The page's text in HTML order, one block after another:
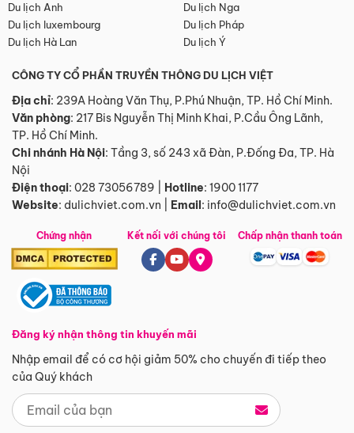
Du lịch Anh
Du lịch Nga
Du lịch luxembourg
Du lịch Pháp
Du lịch Hà Lan
Du lịch Ý
CÔNG TY CỔ PHẦN TRUYỀN THÔNG DU LỊCH VIỆT
Địa chỉ: 239A Hoàng Văn Thụ, P.Phú Nhuận, TP. Hồ Chí Minh.
Văn phòng: 217 Bis Nguyễn Thị Minh Khai, P.Cầu Ông Lãnh,
TP. Hồ Chí Minh.
Chi nhánh Hà Nội: Tầng 3, số 243 xã Đàn, P.Đống Đa, TP. Hà
Nội
Điện thoại: 028 73056789 Hotline: 1900 1177
Website: dulichviet.com.vn Email: info@dulichviet.com.vn
Chứng nhận
Đăng ký nhận thông tin khuyến mãi
Nhập email để có cơ hội giảm 50% cho chuyến đi tiếp theo
của Quý khách
Kết nối với chúng tôi Chấp nhận thanh toán